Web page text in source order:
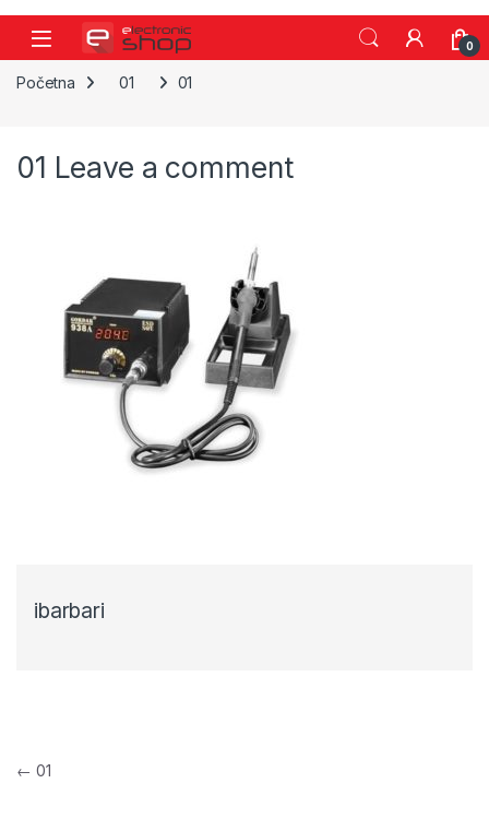
Skip to navigation
Skip to content
0
Početna 01 01
01 Leave a comment
ibarbari
Navigacija objava
← 01